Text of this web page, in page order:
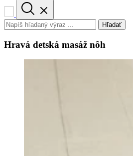
Hľadať
Hravá detská masáž nôh